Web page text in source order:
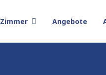
Zimmer Angebote